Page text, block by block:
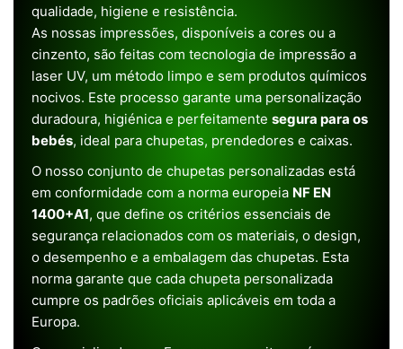
qualidade, higiene e resistência.
As nossas impressões, disponíveis a cores ou a
cinzento, são feitas com tecnologia de impressão a
laser UV, um método limpo e sem produtos químicos
nocivos. Este processo garante uma personalização
duradoura, higiénica e perfeitamente segura para os
bebés, ideal para chupetas, prendedores e caixas.
O nosso conjunto de chupetas personalizadas está
em conformidade com a norma europeia NF EN
1400+A1, que define os critérios essenciais de
segurança relacionados com os materiais, o design,
o desempenho e a embalagem das chupetas. Esta
norma garante que cada chupeta personalizada
cumpre os padrões oficiais aplicáveis em toda a
Europa.